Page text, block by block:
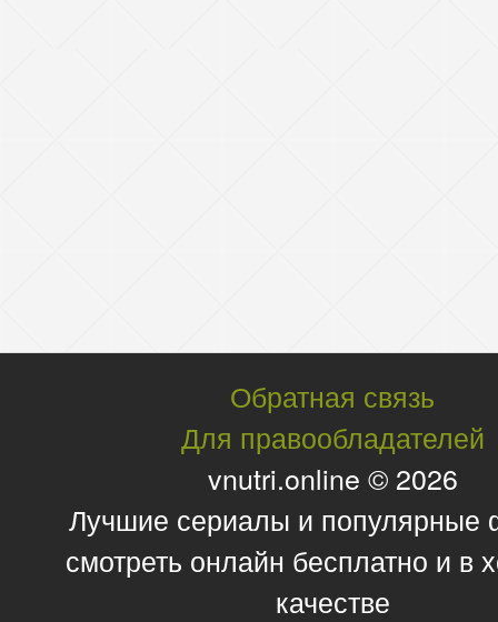
Обратная связь
Для правообладателей
vnutri.online © 2026
Лучшие сериалы и
смотреть онлайн бесплатно и в
качестве